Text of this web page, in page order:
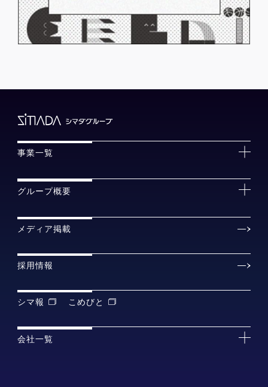
事業一覧
グループ概要
メディア掲載
採用情報
シマ報 こめびと
会社一覧